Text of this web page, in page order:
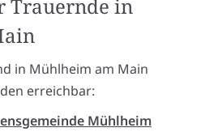
Trauernde in
in Mühlheim am Main
erreichbar:
Mühlheim